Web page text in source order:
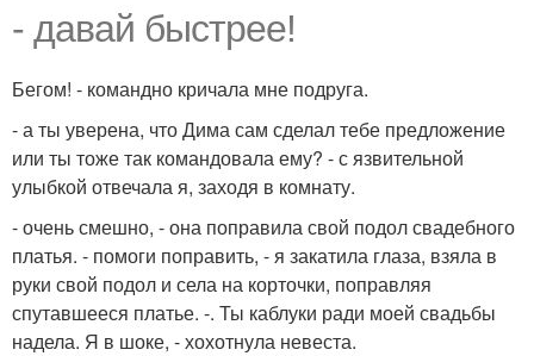
- давай быстрее!
Бегом! - командно кричала мне подруга.
- а ты уверена, что Дима сам сделал тебе предложение
или ты тоже так командовала ему? - с язвительной
улыбкой отвечала я, заходя в комнату.
- очень смешно, - она поправила свой подол свадебного
платья. - помоги поправить, - я закатила глаза, взяла в
руки свой подол и села на корточки, поправляя
спутавшееся платье. -. Ты каблуки ради моей свадьбы
надела. Я в шоке, - хохотнула невеста.